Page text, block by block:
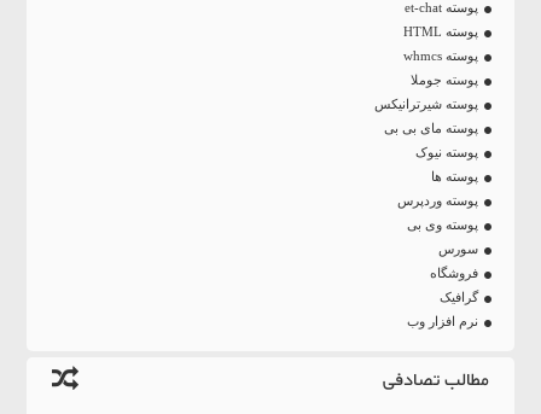
پوسته et-chat
پوسته HTML
پوسته whmcs
پوسته جوملا
پوسته شیرترانیکس
پوسته مای بی بی
پوسته نیوک
پوسته ها
پوسته وردپرس
پوسته وی بی
سورس
فروشگاه
گرافیک
نرم افزار وب
مطالب تصادفی